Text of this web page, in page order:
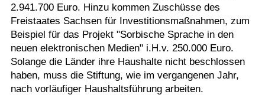
2.941.700 Euro. Hinzu kommen Zuschüsse des
Freistaates Sachsen für Investitionsmaßnahmen, zum
Beispiel für das Projekt "Sorbische Sprache in den
neuen elektronischen Medien" i.H.v. 250.000 Euro.
Solange die Länder ihre Haushalte nicht beschlossen
haben, muss die Stiftung, wie im vergangenen Jahr,
nach vorläufiger Haushaltsführung arbeiten.